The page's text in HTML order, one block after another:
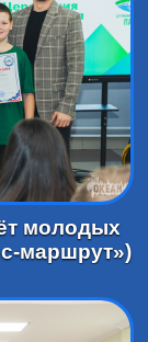
молодых
маршрут»)